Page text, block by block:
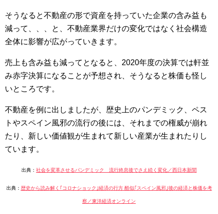
そうなると不動産の形で資産を持っていた企業の含み益も
減って、、、と、不動産業界だけの変化ではなく社会構造
全体に影響が広がっていきます。
売上も含み益も減ってとなると、2020年度の決算では軒並
み赤字決算になることが予想され、そうなると株価も怪し
いところです。
不動産を例に出しましたが、歴史上のパンデミック、ペス
トやスペイン風邪の流行の後には、それまでの権威が崩れ
たり、新しい価値観が生まれて新しい産業が生まれたりし
ています。
出典： 社会を変革させるパンデミック 流行終息後でさえ続く変化／西日本新聞
出典： 歴史から読み解く｢コロナショック｣経済の行方 酷似｢スペイン風邪｣後の経済と株価を考
察／東洋経済オンライン